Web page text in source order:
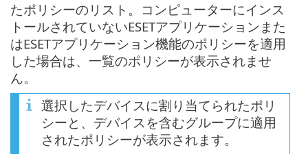
たポリシーのリスト。コンピューターにインス
トールされていないESETアプリケーションまた
はESETアプリケーション機能のポリシーを適用
した場合は、一覧のポリシーが表示されませ
ん。
選択したデバイスに割り当てられたポリ
シーと、デバイスを含むグループに適用
されたポリシーが表示されます。